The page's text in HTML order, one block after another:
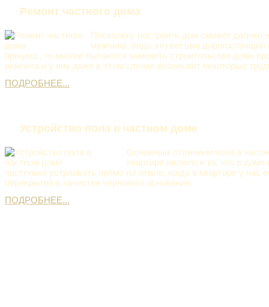
Ремонт частного дома
Поскольку построить дом сможет далеко
мужчина, ведь это весьма дорогостоящий
процесс, то многие пытаются заменить строительство дома
ремонта и у них даже в этом случае возникают некоторые
ПОДРОБНЕЕ...
Устройство пола в частном доме
Основным отличием пола в
квартире является то, что в доме
частенько устраивать прямо по земле, когда в квартире у нас
перекрытия в качестве чернового основания.
ПОДРОБНЕЕ...